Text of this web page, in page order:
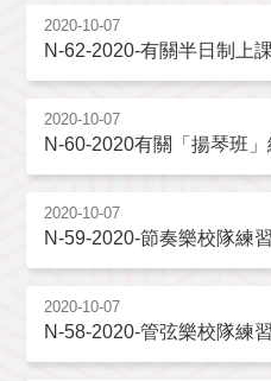
2020-10-07
N-62-2020-有關半日制上
2020-10-07
N-60-2020有關「揚琴班
2020-10-07
N-59-2020-節奏樂校隊練
2020-10-07
N-58-2020-管弦樂校隊練習